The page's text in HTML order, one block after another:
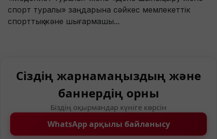
спорт туралы» заңдарына сәйкес мемлекеттік
спорттық және шығармашы...
Сіздің жарнамаңыздың және
баннердің орны
Біздің оқырмандар күніге көрсін
WhatsApp арқылы байланысу